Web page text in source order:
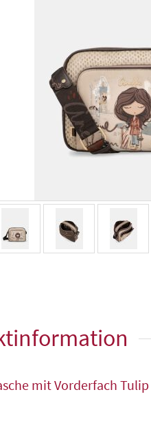
mit Vorderfach Tulip